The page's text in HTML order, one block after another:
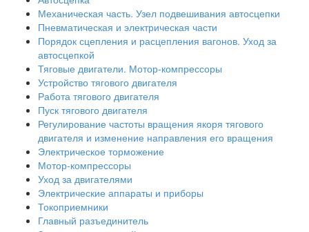
Механическая часть. Узел подвешивания автосцепки
Пневматическая и электрическая части
Порядок сцепления и расцепления вагонов. Уход за
автосцепкой
Тяговые двигатели. Мотор-компрессоры
Устройство тягового двигателя
Работа тягового двигателя
Пуск тягового двигателя
Регулирование частоты вращения якоря тягового
двигателя и изменение направления его вращения
Электрическое торможение
Мотор-компрессоры
Уход за двигателями
Электрические аппараты и приборы
Токоприемники
Главный разъединитель